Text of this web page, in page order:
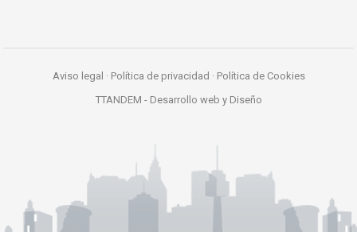
Aviso legal · Política de privacidad · Política de Cookies
TTANDEM - Desarrollo web y Diseño